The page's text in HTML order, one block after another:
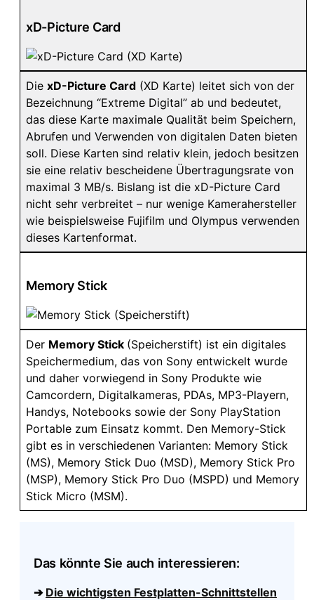
xD-Picture Card
Die xD-Picture Card (XD Karte) leitet sich von der
Bezeichnung “Extreme Digital” ab und bedeutet,
das diese Karte maximale Qualität beim Speichern,
Abrufen und Verwenden von digitalen Daten bieten
soll. Diese Karten sind relativ klein, jedoch besitzen
sie eine relativ bescheidene Übertragungsrate von
maximal 3 MB/s. Bislang ist die xD-Picture Card
nicht sehr verbreitet – nur wenige Kamerahersteller
wie beispielsweise Fujifilm und Olympus verwenden
dieses Kartenformat.
Memory Stick
Der Memory Stick (Speicherstift) ist ein digitales
Speichermedium, das von Sony entwickelt wurde
und daher vorwiegend in Sony Produkte wie
Camcordern, Digitalkameras, PDAs, MP3-Playern,
Handys, Notebooks sowie der Sony PlayStation
Portable zum Einsatz kommt. Den Memory-Stick
gibt es in verschiedenen Varianten: Memory Stick
(MS), Memory Stick Duo (MSD), Memory Stick Pro
(MSP), Memory Stick Pro Duo (MSPD) und Memory
Stick Micro (MSM).
Das könnte Sie auch interessieren:
➔ Die wichtigsten Festplatten-Schnittstellen